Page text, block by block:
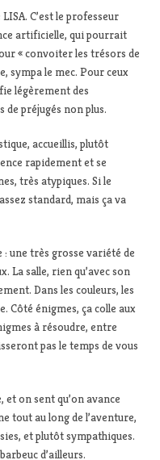
C’est le professeur
artificielle, qui pourrait
« convoiter les trésors de
sympa le mec. Pour ceux
légèrement des
préjugés non plus.
accueillis, plutôt
rapidement et se
très atypiques. Si le
standard, mais ça va
: une très grosse variété de
La salle, rien qu’avec son
Dans les couleurs, les
Côté énigmes, ça colle aux
à résoudre, entre
pas le temps de vous
et on sent qu’on avance
tout au long de l’aventure,
et plutôt sympathiques.
d’ailleurs.